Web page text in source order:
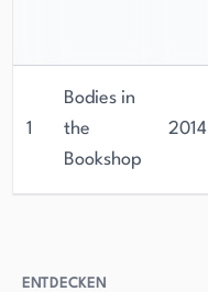
1
Bodies in
the
Bookshop
2014
ENTDECKEN